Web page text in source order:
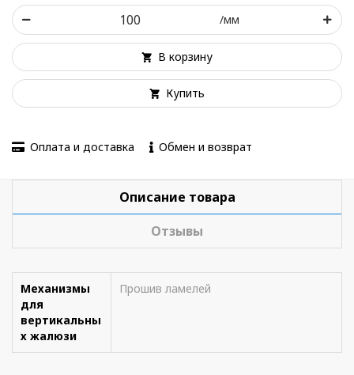
/мм
В корзину
Купить
Оплата и доставка Обмен и возврат
Описание товара
Отзывы
Механизмы
для
вертикальны
х жалюзи
Прошив ламелей